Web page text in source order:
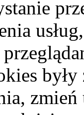
były